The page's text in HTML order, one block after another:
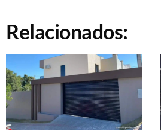
Relacionados: